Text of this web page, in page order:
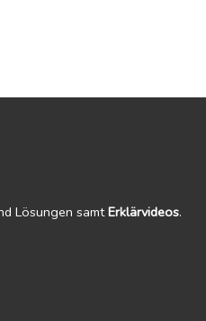
Lösungen samtErklärvideos.